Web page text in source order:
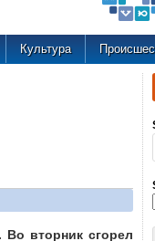
Культура
вторник сгорел